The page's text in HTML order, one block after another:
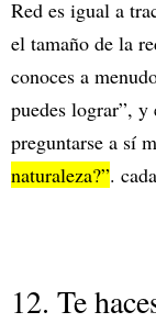
Red es igual a
el tamaño de la
conoces a
puedes lograr”, y
preguntarse a sí
naturaleza?”.
12. Te